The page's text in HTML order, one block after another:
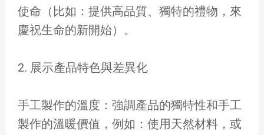
使命（比如：提供高品質、獨特的禮物，來
慶祝生命的新開始）。
2. 展示產品特色與差異化
手工製作的溫度：強調產品的獨特性和手工
製作的溫暖價值，例如：使用天然材料，或